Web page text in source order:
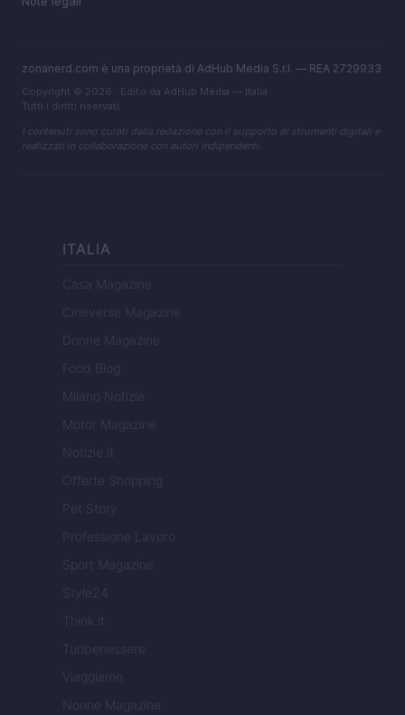
zonanerd.com è una proprietà di AdHub Media S.r.l. — REA 2729933
Copyright © 2026 · Edito da AdHub Media — Italia
Tutti i diritti riservati
I contenuti sono curati dalla redazione con il supporto di strumenti digitali e
realizzati in collaborazione con autori indipendenti.
ITALIA
Casa Magazine
Cineverse Magazine
Donne Magazine
Food Blog
Milano Notizie
Motor Magazine
Notizie.it
Offerte Shopping
Pet Story
Professione Lavoro
Sport Magazine
Style24
Think.it
Tuobenessere
Viaggiamo
Nonne Magazine